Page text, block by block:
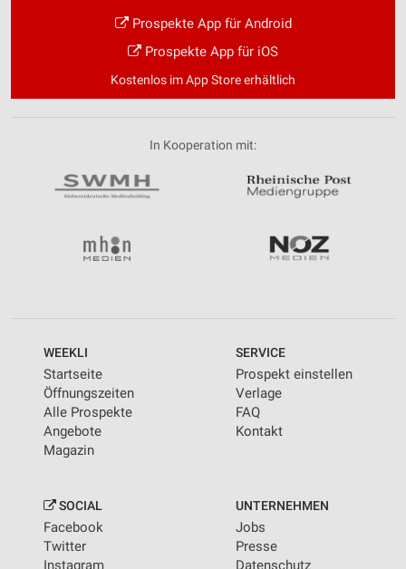
Prospekte App für Android
Prospekte App für iOS
Kostenlos im App Store erhältlich
In Kooperation mit:
WEEKLI
Startseite
Öffnungszeiten
Alle Prospekte
Angebote
Magazin
SERVICE
Prospekt einstellen
Verlage
FAQ
Kontakt
SOCIAL
Facebook
Twitter
Instagram
UNTERNEHMEN
Jobs
Presse
Datenschutz